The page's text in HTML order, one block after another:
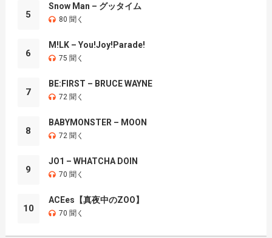
5
Snow Man – グッタイム
80 聞く
6
M!LK – You!Joy!Parade!
75 聞く
7
BE:FIRST – BRUCE WAYNE
72 聞く
8
BABYMONSTER – MOON
72 聞く
9
JO1 – WHATCHA DOIN
70 聞く
10
ACEes【真夜中のZOO】
70 聞く